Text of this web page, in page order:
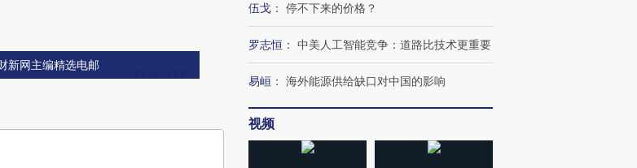
新网主编精选电邮
伍戈 ： 停不下来的价格？
罗志恒 ： 中美人工智能竞争：道路比技术更重要
易峘 ： 海外能源供给缺口对中国的影响
视频